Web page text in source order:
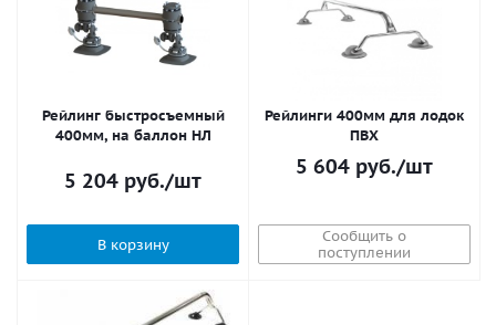
Рейлинг быстросъемный
400мм, на баллон НЛ
5 204 руб./шт
В корзину
Рейлинги 400мм для лодок
ПВХ
5 604 руб./шт
Сообщить о
поступлении